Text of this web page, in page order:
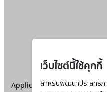
เว็บไซต์นี้ใช้คุกกี้
สำหรับพัฒนาประสิทธิภ
Application error: aclient-